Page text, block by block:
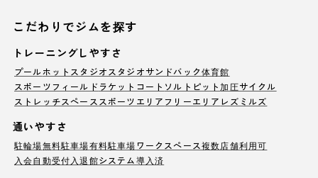
こだわりでジムを探す
トレーニングしやすさ
プールホットスタジオ スタジオサンドバック体育館
スポーツフィールド ラケットコート ソルトピット加圧サイクル
ストレッチスペース スポーツエリア フリーエリア レズミルズ
通いやすさ
駐輪場無料駐車場有料駐車場ワークスペース複数店舗利用可
入会自動受付 入退館システム導入済